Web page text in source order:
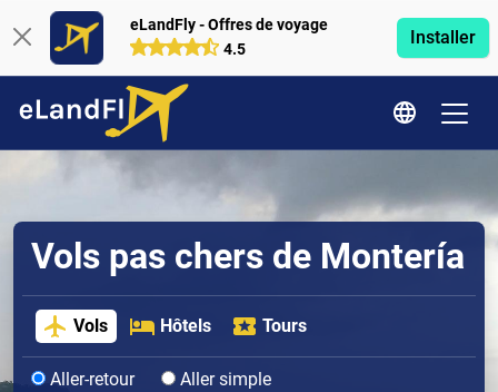
eLandFly - Offres de voyage
4.5
Installer
Vols pas chers de Montería
Vols Hôtels Tours
Aller-retour
Aller simple